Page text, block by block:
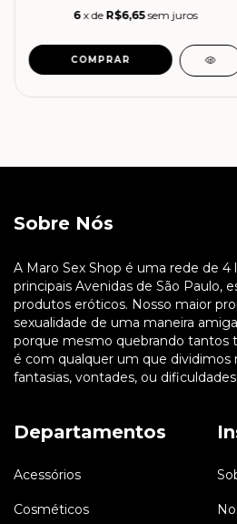
6 x de R$6,65 sem juros
Sobre Nós
A Maro Sex Shop é uma rede de 4
principais Avenidas de São Paulo,
produtos eróticos. Nosso maior
sexualidade de uma maneira
porque mesmo quebrando tantos
é com qualquer um que dividimos
fantasias, vontades, ou
Departamentos
Acessórios
Cosméticos